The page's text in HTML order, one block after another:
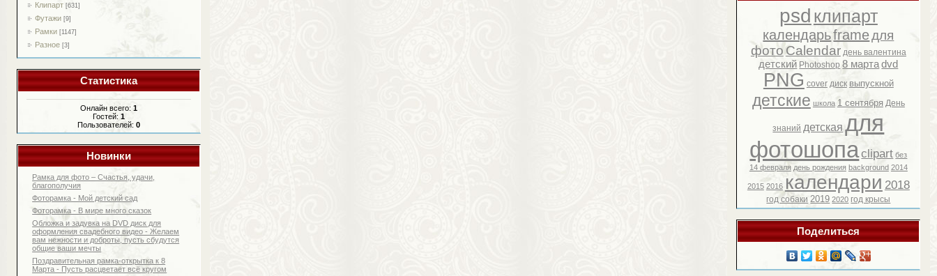
Клипарт [631]
Футажи [9]
Рамки [1147]
Разное [3]
Статистика
Онлайн всего: 1
Гостей: 1
Пользователей: 0
Новинки
Рамка для фото – Счастья, удачи,
благополучия
Фоторамка - Мой детский сад
Фоторамка - В мире много сказок
Обложка и задувка на DVD диск для
оформления свадебного видео - Желаем
вам нежности и доброты, пусть сбудутся
общие ваши мечты
Поздравительная рамка-открытка к 8
Марта - Пусть расцветает всё кругом
psd клипарт
календарьframeдля
фото Calendar день валентина
детский Photoshop 8 марта dvd
PNG cover диск выпускной
детские школа 1 сентября День
знаний детскаядля
фотошопаclipart без
14 февраля день рождения background 2014
2015 2016 календари 2018
год собаки 2019 2020 год крысы
Поделиться